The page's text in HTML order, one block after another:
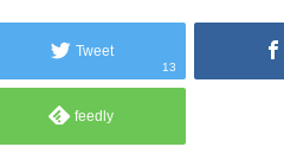
Tweet
13
feedly